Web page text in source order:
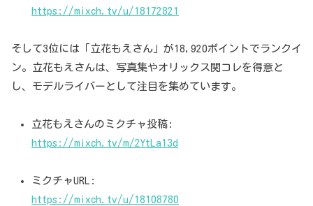
https://mixch.tv/u/18172821
そして3位には「立花もえさん」が18,920ポイントでランクイ
ン。立花もえさんは、写真集やオリックス関コレを得意と
し、モデルライバーとして注目を集めています。
立花もえさんのミクチャ投稿:
https://mixch.tv/m/2YtLa13d
ミクチャURL:
https://mixch.tv/u/18108780